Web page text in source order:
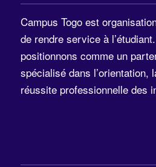
Campus Togo est
de rendre service à
positionnons comme un
spécialisé dans l’orientation,
réussite professionnelle des